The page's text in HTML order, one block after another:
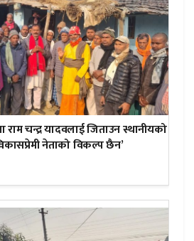
राम चन्द्र यादवलाई जिताउन स्थानीयको
नेताको विकल्प छैन’